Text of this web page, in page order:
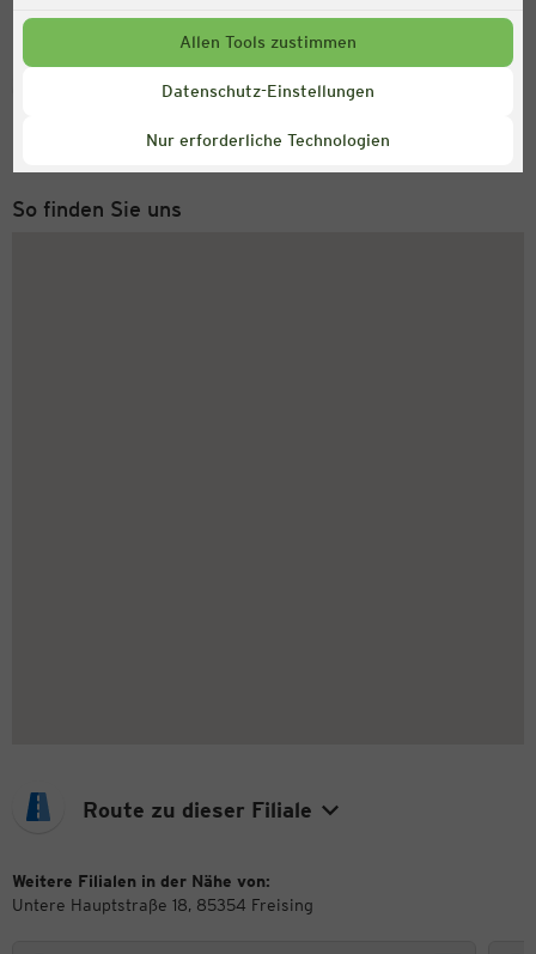
Allen Tools zustimmen
Datenschutz-Einstellungen
Nur erforderliche Technologien
Service Hotline
Montag bis Freitag 8-18 Uhr
So finden Sie uns
Route zu dieser Filiale
Weitere Filialen in der Nähe von:
Untere Hauptstraße 18, 85354 Freising